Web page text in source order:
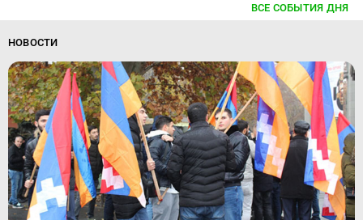
ВСЕ СОБЫТИЯ ДНЯ
НОВОСТИ